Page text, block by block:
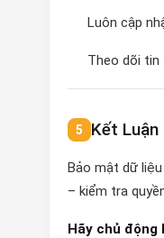
Luôn cập
Theo dõi tin
Kết Luận
Bảo mật dữ
– kiểm tra
Hãy chủ động